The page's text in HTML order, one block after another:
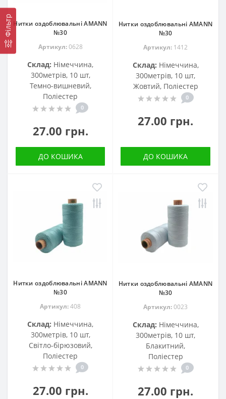
ФільтрНитки оздоблювальні AMANN
№30
Артикул:0628
Склад: Німеччина,
300метрів, 10 шт,
Темно-вишневий,
Поліестер
0
27.00 грн.
ДО КОШИКА
Нитки оздоблювальні AMANN
№30
Артикул: 1412
Склад: Німеччина,
300метрів, 10 шт,
Жовтий, Поліестер
0
27.00 грн.
ДО КОШИКА
Нитки оздоблювальні AMANN
№30
Артикул:408
Склад: Німеччина,
300метрів, 10 шт,
Світло-бірюзовий,
Поліестер
0
27.00 грн.
Нитки оздоблювальні AMANN
№30
Артикул:0023
Склад: Німеччина,
300метрів, 10 шт,
Блакитний,
Поліестер
0
27.00 грн.